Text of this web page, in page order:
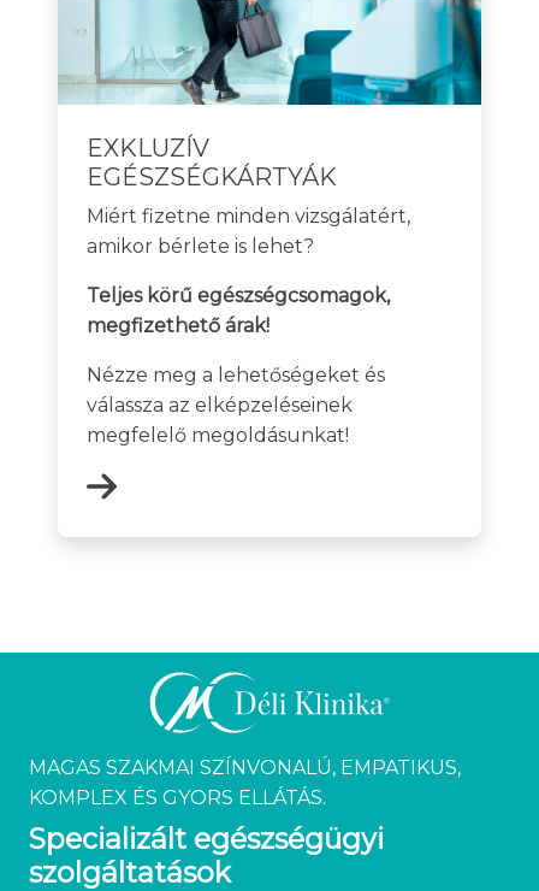
EXKLUZÍV
EGÉSZSÉGKÁRTYÁK
Miért fizetne minden vizsgálatért,
amikor bérlete is lehet?
Teljes körű egészségcsomagok,
megfizethető árak!
Nézze meg a lehetőségeket és
válassza az elképzeléseinek
megfelelő megoldásunkat!
MAGAS SZAKMAI SZÍNVONALÚ, EMPATIKUS,
KOMPLEX ÉS GYORS ELLÁTÁS.
Specializált egészségügyi
szolgáltatások